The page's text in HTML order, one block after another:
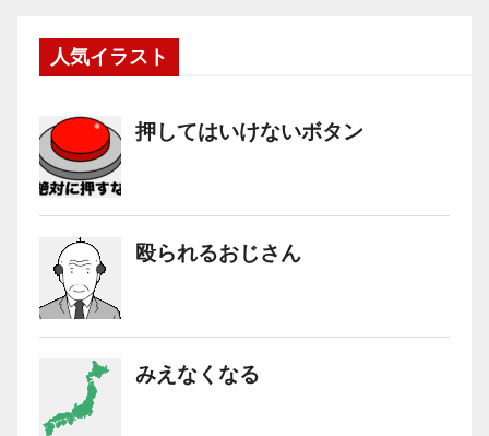
人気イラスト